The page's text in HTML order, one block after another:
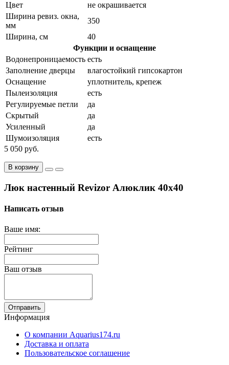
Цвет
не окрашивается
Ширина ревиз. окна,
мм
350
Ширина, см
40
Функции и оснащение
Водонепроницаемость есть
Заполнение дверцы
влагостойкий гипсокартон
Оснащение
уплотнитель, крепеж
Пылеизоляция
есть
Регулируемые петли
да
Скрытый
да
Усиленный
да
Шумоизоляция
есть
5 050 руб.
В корзину
Люк настенный Revizor Алюклик 40x40
Написать отзыв
Ваше имя:
Рейтинг
Ваш отзыв
Отправить
Информация
О компании Aquarius174.ru
Доставка и оплата
Пользовательское соглашение